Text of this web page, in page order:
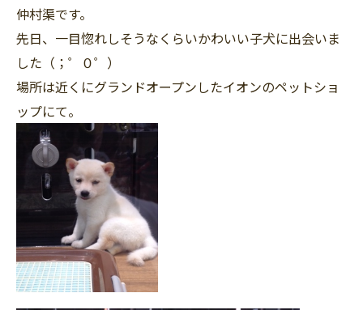
仲村渠です。
先日、一目惚れしそうなくらいかわいい子犬に出会いま
した（；゜０゜）
場所は近くにグランドオープンしたイオンのペットショ
ップにて。